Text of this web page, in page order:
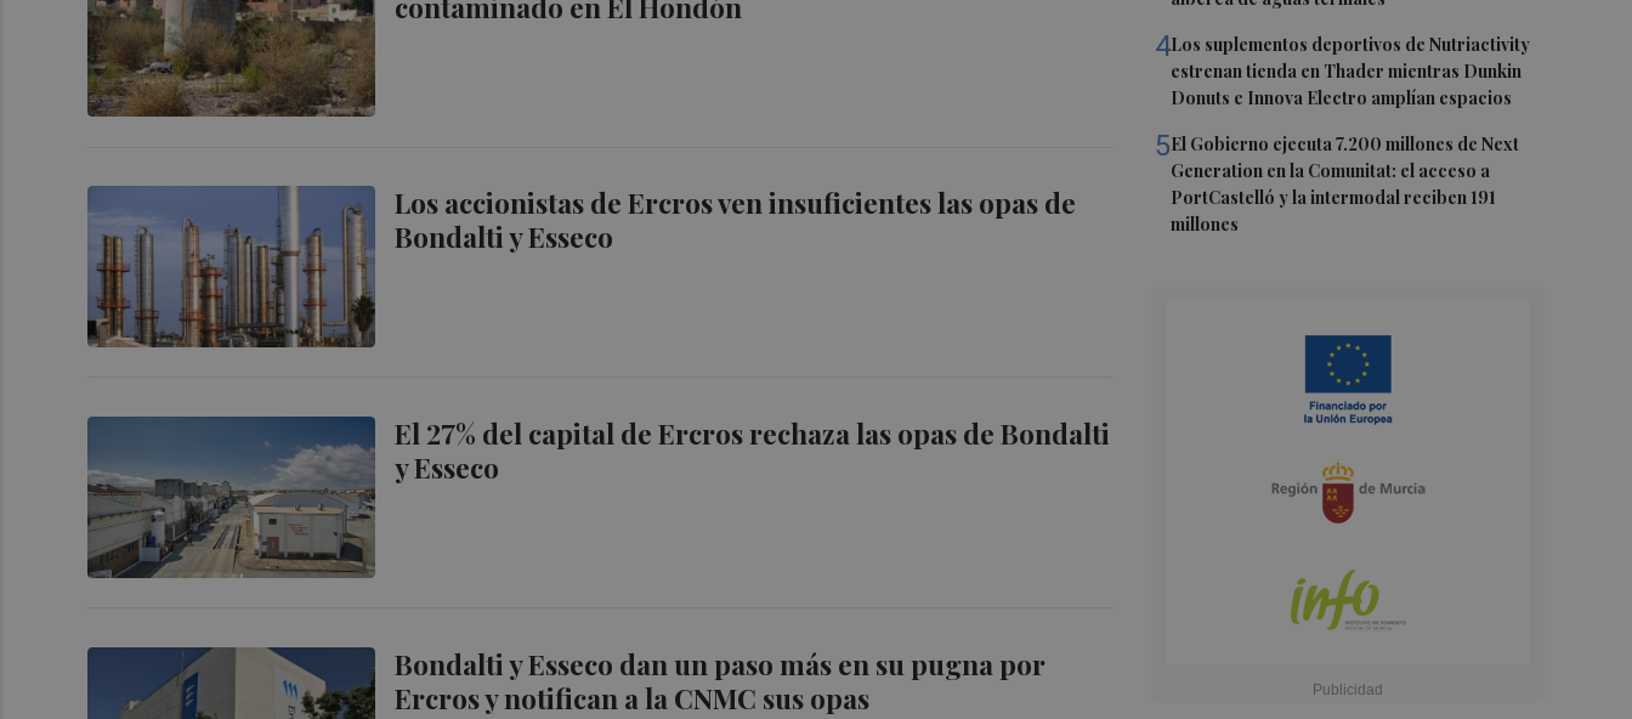
Los accionistas de Ercros ven insuficientes las opas de
Bondalti y Esseco
El 27% del capital de Ercros rechaza las opas de Bondalti
y Esseco
Bondalti y Esseco dan un paso más en su pugna por
Ercros y notifican a la CNMC sus opas
4Los suplementos deportivos de Nutriactivity
estrenan tienda en Thader mientras Dunkin
Donuts e Innova Electro amplían espacios
5El Gobierno ejecuta 7.200 millones de Next
Generation en la Comunitat: el acceso a
PortCastelló y la intermodal reciben 191
millones